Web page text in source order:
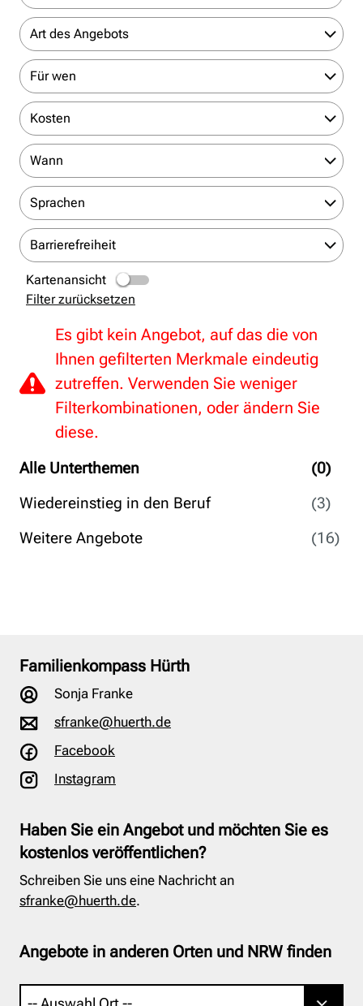
Alle Unterthemen
(0)
Wiedereinstieg in den Beruf
(3)
Weitere Angebote
(16)
Art des Angebots
Für wen
Kosten
Wann
Sprachen
Barrierefreiheit
Kartenansicht
Filter zurücksetzen
Es gibt kein Angebot, auf das die von
Ihnen gefilterten Merkmale eindeutig
zutreffen. Verwenden Sie weniger
Filterkombinationen, oder ändern Sie
diese.
Familienkompass Hürth
Sonja Franke
sfranke@huerth.de
Facebook
Instagram
Haben Sie ein Angebot und möchten Sie es
kostenlos veröffentlichen?
Schreiben Sie uns eine Nachricht an
sfranke@huerth.de.
Angebote in anderen Orten und NRW finden